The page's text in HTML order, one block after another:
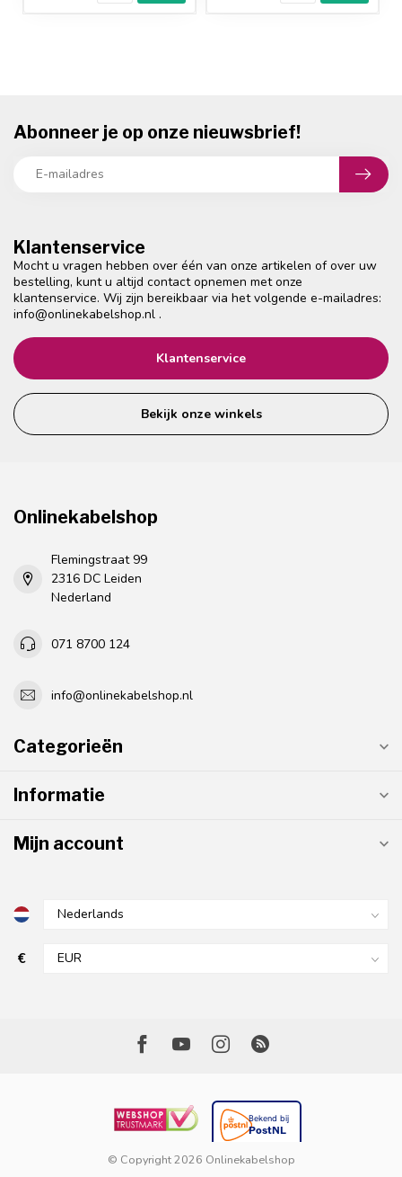
Klantenservice
Mocht u vragen hebben over één van onze artikelen of over uw
bestelling, kunt u altijd contact opnemen met onze
klantenservice. Wij zijn bereikbaar via het volgende e-mailadres:
info@onlinekabelshop.nl .
Klantenservice
Bekijk onze winkels
Abonneer je op onze nieuwsbrief!
Onlinekabelshop
Flemingstraat 99
2316 DC Leiden
Nederland
071 8700 124
info@onlinekabelshop.nl
Categorieën
Informatie
Mijn account
€
© Copyright 2026 Onlinekabelshop